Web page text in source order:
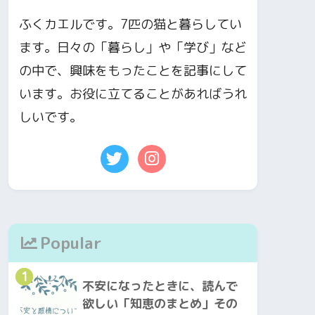
ふくカエルです。7匹の猫と暮らしてい
ます。日々の「暮らし」や「学び」など
の中で、興味をもったことを記事にして
います。お役に立てることがあればうれ
しいです。
Popular
1
不安になったときに、読んで
欲しい「知恵のまとめ」その